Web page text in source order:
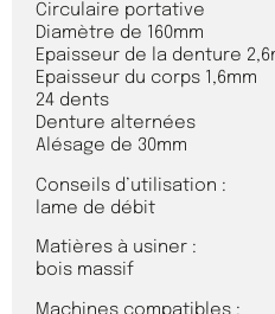
Circulaire portative
Diamètre de 160mm
Epaisseur de la denture
Epaisseur du corps 1,6mm
24 dents
Denture alternées
Alésage de 30mm
Conseils d’utilisation :
lame de débit
Matières à usiner :
bois massif
Machines compatibles :